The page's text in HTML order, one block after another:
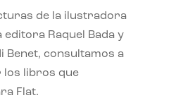
de la ilustradora
Raquel Bada y
Benet, consultamos a
los libros que
Flat.